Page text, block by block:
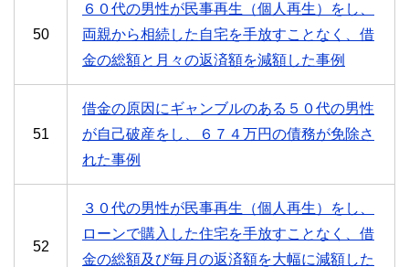
50
６０代の男性が民事再生（個人再生）をし、
両親から相続した自宅を手放すことなく、借
金の総額と月々の返済額を減額した事例
51
借金の原因にギャンブルのある５０代の男性
が自己破産をし、６７４万円の債務が免除さ
れた事例
52
３０代の男性が民事再生（個人再生）をし、
ローンで購入した住宅を手放すことなく、借
金の総額及び毎月の返済額を大幅に減額した